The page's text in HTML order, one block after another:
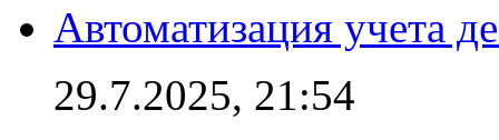
Автоматизация учета
29.7.2025, 21:54